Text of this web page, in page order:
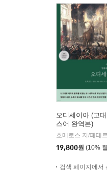
오디세이아 (고
스어 완역본)
19,800원 (10%
검색 페이지에서